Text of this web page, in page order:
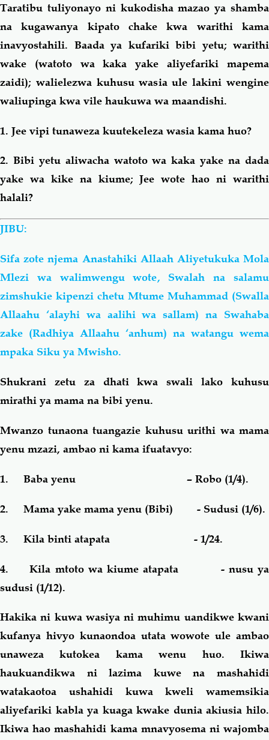
Mapishi
Taratibu tuliyonayo ni kukodisha mazao ya shamba
na kugawanya kipato chake kwa warithi kama
inavyostahili. Baada ya kufariki bibi yetu; warithi
wake (watoto wa kaka yake aliyefariki mapema
zaidi); walielezwa kuhusu wasia ule lakini wengine
waliupinga kwa vile haukuwa wa maandishi.
1. Jee vipi tunaweza kuutekeleza wasia kama huo?
2. Bibi yetu aliwacha watoto wa kaka yake na dada
yake wa kike na kiume; Jee wote hao ni warithi
halali?
JIBU:
Sifa zote njema Anastahiki Allaah Aliyetukuka Mola
Mlezi wa walimwengu wote, Swalah na salamu
zimshukie kipenzi chetu Mtume Muhammad (Swalla
Allaahu ‘alayhi wa aalihi wa sallam) na Swahaba
zake (Radhiya Allaahu ‘anhum) na watangu wema
mpaka Siku ya Mwisho.
Shukrani zetu za dhati kwa swali lako kuhusu
mirathi ya mama na bibi yenu.
Mwanzo tunaona tuangazie kuhusu urithi wa mama
yenu mzazi, ambao ni kama ifuatavyo:
1. Baba yenu – Robo (1/4).
2. Mama yake mama yenu (Bibi) - Sudusi (1/6).
3. Kila binti atapata - 1/24.
4.
Kila mtoto wa kiume atapata - nusu ya
sudusi (1/12).
Hakika ni kuwa wasiya ni muhimu uandikwe kwani
kufanya hivyo kunaondoa utata wowote ule ambao
unaweza kutokea kama wenu huo. Ikiwa
haukuandikwa ni lazima kuwe na mashahidi
watakaotoa ushahidi kuwa kweli wamemsikia
aliyefariki kabla ya kuaga kwake dunia akiusia hilo.
Ikiwa hao mashahidi kama mnavyosema ni wajomba